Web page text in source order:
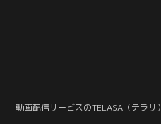
動画配信サービスのTELASA（テラサ）